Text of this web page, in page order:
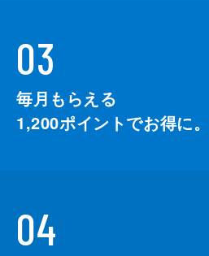
03
毎月もらえる
1,200ポイントでお得に。
04